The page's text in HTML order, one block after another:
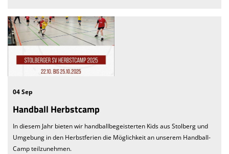
04 Sep
Handball Herbstcamp
In diesem Jahr bieten wir handballbegeisterten Kids aus Stolberg und
Umgebung in den Herbstferien die Möglichkeit an unserem Handball-
Camp teilzunehmen.